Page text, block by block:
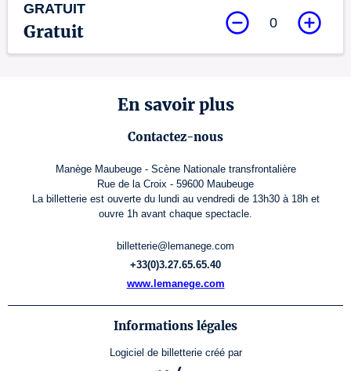
GRATUIT
Gratuit 0
En savoir plus
Contactez-nous
Manège Maubeuge - Scène Nationale transfrontalière
Rue de la Croix - 59600 Maubeuge
La billetterie est ouverte du lundi au vendredi de 13h30 à 18h et
ouvre 1h avant chaque spectacle.
billetterie@lemanege.com
+33(0)3.27.65.65.40
www.lemanege.com
Informations légales
Logiciel de billetterie créé par